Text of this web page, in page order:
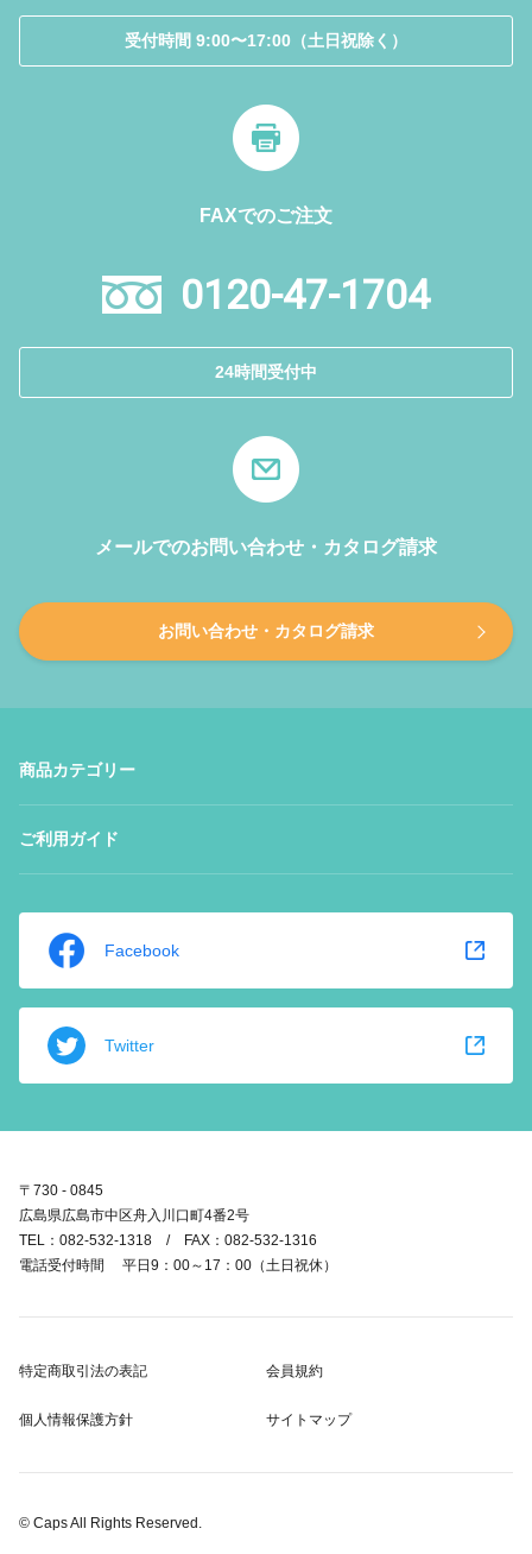
受付時間 9:00〜17:00（土日祝除く）
FAXでのご注文
0120-47-1704
24時間受付中
メールでのお問い合わせ・カタログ請求
お問い合わせ・カタログ請求
商品カテゴリー
ご利用ガイド
Facebook
Twitter
〒730 - 0845
広島県広島市中区舟入川口町4番2号
TEL：082-532-1318 / FAX：082-532-1316
電話受付時間 平日9：00～17：00（土日祝休）
特定商取引法の表記 会員規約
個人情報保護方針 サイトマップ
© Caps All Rights Reserved.